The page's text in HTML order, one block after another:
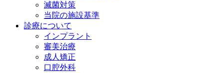
滅菌対策
当院の施設基準
診療について
インプラント
審美治療
成人矯正
口腔外科